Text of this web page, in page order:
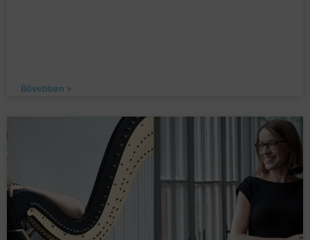
Bővebben »